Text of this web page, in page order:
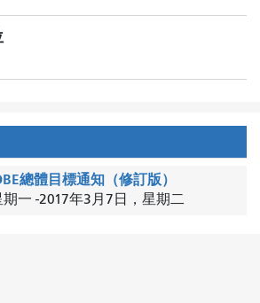
總體目標通知（修訂版）
期一 -2017年3月7日，星期二